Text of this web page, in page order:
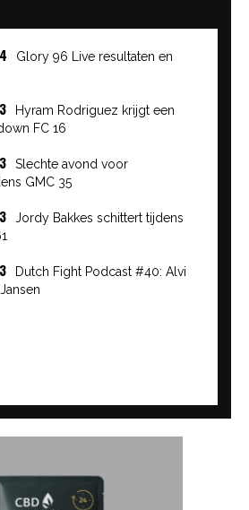
Glory 96 Live resultaten en
Hyram Rodriguez krijgt een
FC 16
Slechte avond voor
GMC 35
Jordy Bakkes schittert tijdens
Dutch Fight Podcast #40: Alvi